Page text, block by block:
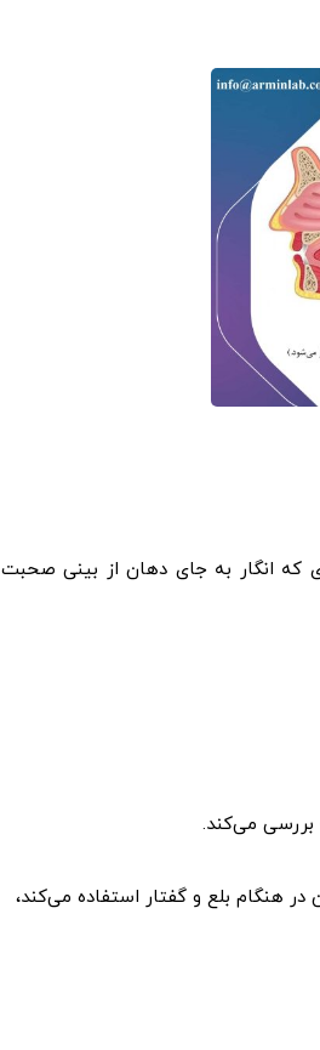
انگار به جای دهان از بینی صحبت
بررسی می‌کند.
هنگام بلع و گفتار استفاده می‌کند،